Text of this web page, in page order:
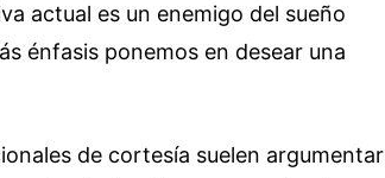
actual es un enemigo del sueño
énfasis ponemos en desear una
de cortesía suelen argumentar